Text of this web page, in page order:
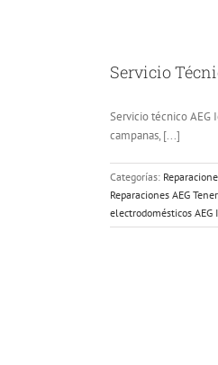
Servicio
Servicio técnico AEG
campanas, [...]
Categorías:
Reparaciones AEG
electrodomésticos AEG